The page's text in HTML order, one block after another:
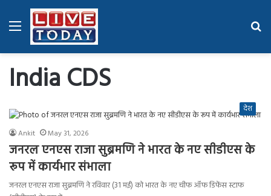
Menu
India CDS
देश
Ankit May 31, 2026
जनरल एनएस राजा सुब्रमणि ने भारत के नए सीडीएस के
रूप में कार्यभार संभाला
जनरल एनएस राजा सुब्रमणि ने रविवार (31 मई) को भारत के नए चीफ ऑफ डिफेंस स्टाफ